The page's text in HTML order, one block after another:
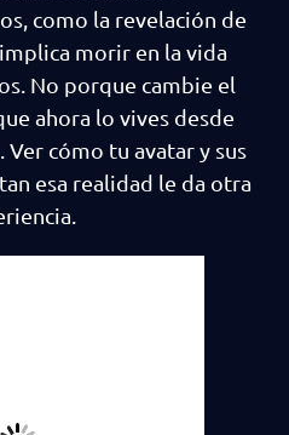
como la revelación de
morir en la vida
No porque cambie el
ahora lo vives desde
cómo tu avatar y sus
esa realidad le da otra